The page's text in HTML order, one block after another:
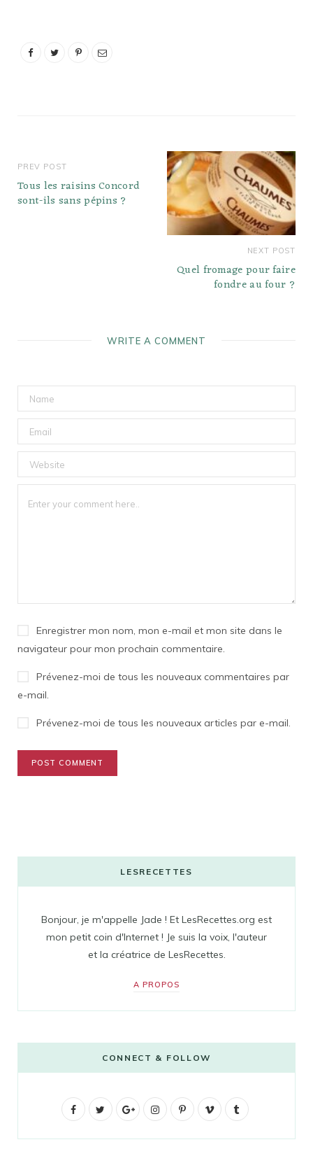
PREV POST
Tous les raisins Concord
sont-ils sans pépins ?
NEXT POST
Quel fromage pour faire
fondre au four ?
WRITE A COMMENT
Enregistrer mon nom, mon e-mail et mon site dans le
navigateur pour mon prochain commentaire.
Prévenez-moi de tous les nouveaux commentaires par
e-mail.
Prévenez-moi de tous les nouveaux articles par e-mail.
LESRECETTES
Bonjour, je m'appelle Jade ! Et LesRecettes.org est
mon petit coin d'Internet ! Je suis la voix, l'auteur
et la créatrice de LesRecettes.
A PROPOS
CONNECT & FOLLOW
F
G
I
P
V